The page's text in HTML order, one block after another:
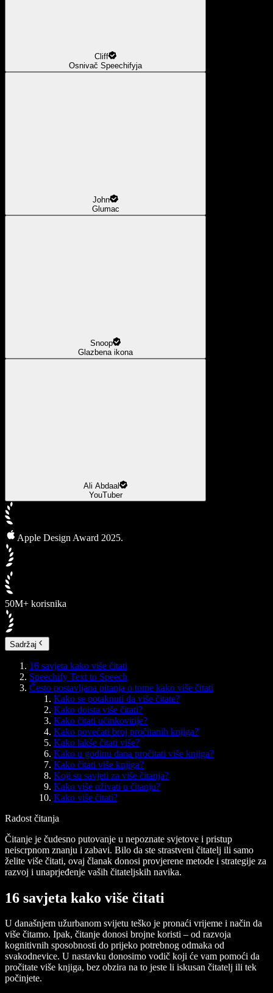
Cliff
Osnivač Speechifyja
John
Glumac
Snoop
Glazbena ikona
Ali Abdaal
YouTuber
Apple Design Award 2025.
50M+ korisnika
Sadržaj
16 savjeta kako više čitati
Speechify Text to Speech
Često postavljana pitanja o tome kako više čitati
Kako se potaknuti da više čitate?
Kako doista više čitati?
Kako čitati učinkovitije?
Kako povećati broj pročitanih knjiga?
Kako lakše čitati više?
Kako u godinu dana pročitati više knjiga?
Kako čitati više knjiga?
Koji su savjeti za više čitanja?
Kako više uživati u čitanju?
Kako više čitati?
Radost čitanja
Čitanje je čudesno putovanje u nepoznate svjetove i pristup
neiscrpnom znanju i zabavi. Bilo da ste strastveni čitatelj ili samo
želite više čitati, ovaj članak donosi provjerene metode i strategije za
razvoj i unaprjeđenje vaših čitateljskih navika.
16 savjeta kako više čitati
U današnjem užurbanom svijetu teško je pronaći vrijeme i način da
više čitamo. Ipak, čitanje donosi brojne koristi – od razvoja
kognitivnih sposobnosti do prijeko potrebnog odmaka od
svakodnevice. U nastavku donosimo vodič koji će vam pomoći da
pročitate više knjiga, bez obzira na to jeste li iskusan čitatelj ili tek
počinjete.